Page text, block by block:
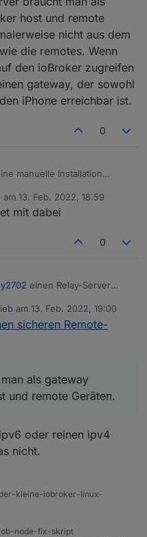
zu verstehen und
wie eine frage verstanden
Adapter entwickelst.
Relay-Server?
host und remote
nicht aus dem
die remotes. Wenn
den ioBroker zugreifen
gateway, der sowohl
iPhone erreichbar ist.
0
manuelle Installation
main.js? Die finde ich nämlich
am 13. Feb. 2022, 18:59
von
mit dabei
0
einen Relay-Server
host und remote
Der ioBroker ist
zugreifen möchte, dann
man einen gateway, der
den ioBroker als auch für
am 13. Feb. 2022, 19:00
editiert von
sicheren Remote-
als gateway
und remote Geräten.
oder reinen ipv4
nicht.
kleine-iobroker-linux-
node-fix-skript